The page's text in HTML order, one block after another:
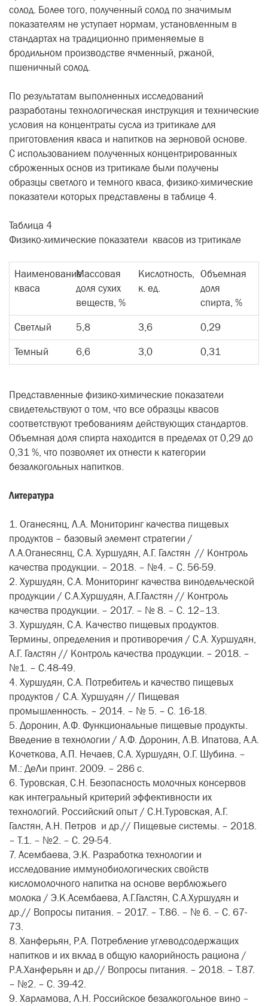
солод. Более того, полученный солод по значимым
показателям не уступает нормам, установленным в
стандартах на традиционно применяемые в
бродильном производстве ячменный, ржаной,
пшеничный солод.
По результатам выполненных исследований
разработаны технологическая инструкция и технические
условия на концентраты сусла из тритикале для
приготовления кваса и напитков на зерновой основе.
С использованием полученных концентрированных
сброженных основ из тритикале были получены
образцы светлого и темного кваса, физико-химические
показатели которых представлены в таблице 4.
Таблица 4
Физико-химические показатели квасов из тритикале
Наименование
кваса
Массовая
доля сухих
веществ, %
Кислотность,
к. ед.
Объемная
доля
спирта, %
Светлый
5,8 3,6
0,29
Темный
6,6 3,0 0,31
Представленные физико-химические показатели
свидетельствуют о том, что все образцы квасов
соответствуют требованиям действующих стандартов.
Объемная доля спирта находится в пределах от 0,29 до
0,31 %, что позволяет их отнести к категории
безалкогольных напитков.
Литература
1. Оганесянц, Л.А. Мониторинг качества пищевых
продуктов – базовый элемент стратегии /
Л.А.Оганесянц, С.А. Хуршудян, А.Г. Галстян // Контроль
качества продукции. – 2018. – №4. – С. 56-59.
2. Хуршудян, С.А. Мониторинг качества винодельческой
продукции / С.А.Хуршудян, А.Г.Галстян // Контроль
качества продукции. – 2017. – № 8. – С. 12–13.
3. Хуршудян, С.А. Качество пищевых продуктов.
Термины, определения и противоречия / С.А. Хуршудян,
А.Г. Галстян // Контроль качества продукции. – 2018. –
№1. – С.48-49.
4. Хуршудян, С.А. Потребитель и качество пищевых
продуктов / С.А. Хуршудян // Пищевая
промышленность. – 2014. – № 5. – С. 16-18.
5. Доронин, А.Ф. Функциональные пищевые продукты.
Введение в технологии / А.Ф. Доронин, Л.В. Ипатова, А.А.
Кочеткова, А.П. Нечаев, С.А. Хуршудян, О.Г. Шубина. –
М.: ДеЛи принт. 2009. – 286 с.
6. Туровская, С.Н. Безопасность молочных консервов
как интегральный критерий эффективности их
технологий. Российский опыт / С.Н.Туровская, А.Г.
Галстян, А.Н. Петров и др.// Пищевые системы. – 2018.
– Т.1. – №2. – С. 29-54.
7. Асембаева, Э.К. Разработка технологии и
исследование иммунобиологических свойств
кисломолочного напитка на основе верблюжьего
молока / Э.К.Асембаева, А.Г.Галстян, С.А.Хуршудян и
др.// Вопросы питания. – 2017. – Т.86. – № 6. – С. 67-
73.
8. Ханферьян, Р.А. Потребление углеводсодержащих
напитков и их вклад в общую калорийность рациона /
Р.А.Ханферьян и др.// Вопросы питания. – 2018. – Т.87.
– №2. – С. 39-42.
9. Харламова, Л.Н. Российское безалкогольное вино –